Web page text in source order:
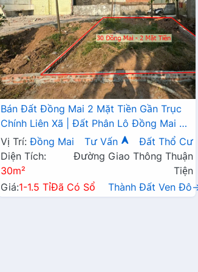
Bán Đất Đồng Mai 2 Mặt Tiền Gần Trục
Chính Liên Xã | Đất Phân Lô Đồng Mai Hà
Đông Giá Nhỉnh Tỷ
Vị Trí: Đồng Mai Tư Vấn
Đất Thổ Cư
Diện Tích:
30m²
Đường Giao Thông Thuận
Tiện
Giá:1-1.5 TỉĐã Có Sổ Thành Đất Ven